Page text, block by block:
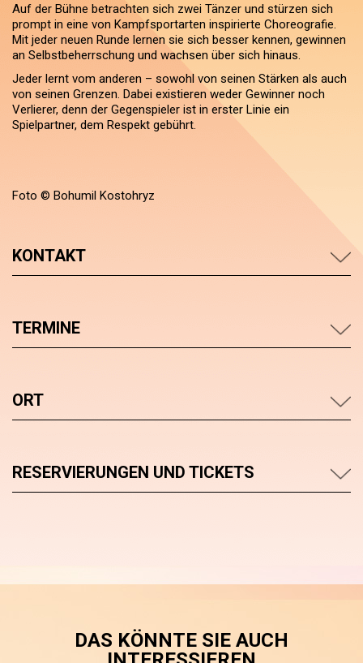
Auf der Bühne betrachten sich zwei Tänzer und stürzen sich
prompt in eine von Kampfsportarten inspirierte Choreografie.
Mit jeder neuen Runde lernen sie sich besser kennen, gewinnen
an Selbstbeherrschung und wachsen über sich hinaus.
Jeder lernt vom anderen – sowohl von seinen Stärken als auch
von seinen Grenzen. Dabei existieren weder Gewinner noch
Verlierer, denn der Gegenspieler ist in erster Linie ein
Spielpartner, dem Respekt gebührt.
Foto © Bohumil Kostohryz
KONTAKT
TERMINE
ORT
RESERVIERUNGEN UND TICKETS
DAS KÖNNTE SIE AUCH